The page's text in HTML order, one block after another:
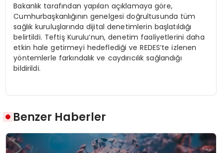
Bakanlık tarafından yapılan açıklamaya göre,
Cumhurbaşkanlığının genelgesi doğrultusunda tüm
sağlık kuruluşlarında dijital denetimlerin başlatıldığı
belirtildi. Teftiş Kurulu’nun, denetim faaliyetlerini daha
etkin hale getirmeyi hedeflediği ve REDES’te izlenen
yöntemlerle farkındalık ve caydırıcılık sağlandığı
bildirildi.
Benzer Haberler